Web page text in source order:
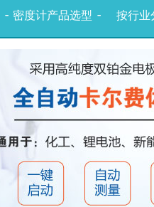
-
- 密度计产品选型 -
- 按行业